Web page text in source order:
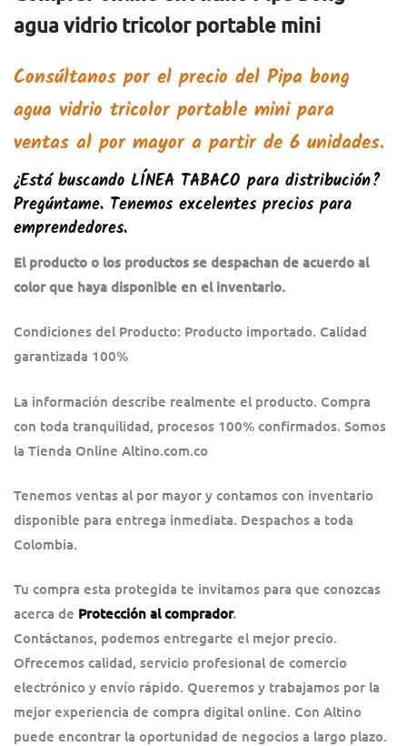
agua vidrio tricolor portable mini
Consúltanos por el precio del Pipa bong
agua vidrio tricolor portable minipara
ventas al por mayor a partir de 6 unidades.
¿Está buscando LÍNEA TABACO para distribución?
Pregúntame. Tenemos excelentes precios para
emprendedores.
El producto o los productos se despachan de acuerdo al
color que haya disponible en el inventario.
Condiciones del Producto: Producto importado. Calidad
garantizada 100%
La información describe realmente el producto. Compra
con toda tranquilidad, procesos 100% confirmados. Somos
la Tienda Online Altino.com.co
Tenemos ventas al por mayor y contamos con inventario
disponible para entrega inmediata. Despachos a toda
Colombia.
Tu compra esta protegida te invitamos para que conozcas
acerca de Protección al comprador.
Contáctanos, podemos entregarte el mejor precio.
Ofrecemos calidad, servicio profesional de comercio
electrónico y envío rápido. Queremos y trabajamos por la
mejor experiencia de compra digital online. Con Altino
puede encontrar la oportunidad de negocios a largo plazo.